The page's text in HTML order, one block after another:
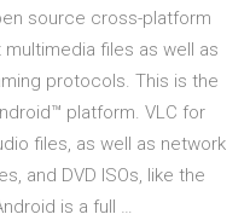
source cross-platform
files as well as
protocols. This is the
platform. VLC for
files, as well as network
and DVD ISOs, like the
is a full …